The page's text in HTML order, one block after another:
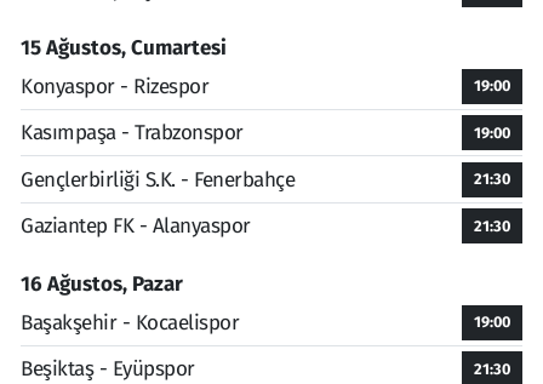
15 Ağustos, Cumartesi
Konyaspor - Rizespor
19:00
Kasımpaşa - Trabzonspor 19:00
Gençlerbirliği S.K. - Fenerbahçe 21:30
Gaziantep FK - Alanyaspor 21:30
16 Ağustos, Pazar
Başakşehir - Kocaelispor
19:00
Beşiktaş - Eyüpspor 21:30